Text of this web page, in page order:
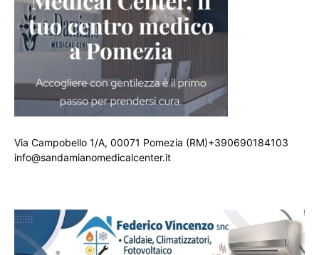
Via Campobello 1/A, 00071 Pomezia (RM)+390690184103
info@sandamianomedicalcenter.it